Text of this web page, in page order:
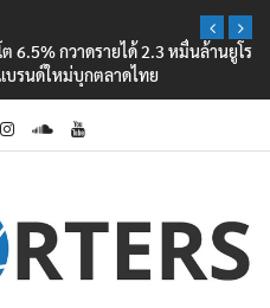
6.5% กวาดรายได้ 2.3 หมื่นล้านยูโร
บรนด์ใหม่บุกตลาดไทย